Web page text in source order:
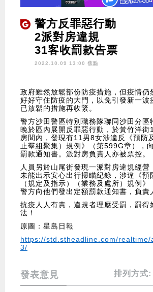
警方反罪惡行動
2派對房違規
31客收罰款告票
2022.10.09 13:00 焦點
政府雖然放鬆部份防疫措施，但疫情仍
好好守住防疫的大門，以免引發新一波
已放鬆的措施再收緊。
警方沙田警區特別職務隊聯同沙田分區
晚於區內展開反罪惡行動，於黃竹洋
房間內，發現有11男8女涉違反《預防
止羣組聚集）規例》（第599G章），
罰款通知書。派對房負責人亦被票控。
人員另於山尾街發現一派對房違規經營
未能出示安心出行掃瞄紀錄，涉違《預
（規定及指示）（業務及處所）規例》
警方向他們發出定額罰款通知書，負責
抗疫人人有責，違規者理應受罰，罰得
法！
原圖：星島日報
https://std.stheadline.com/realtime/
3/
發表意見 排列方式: